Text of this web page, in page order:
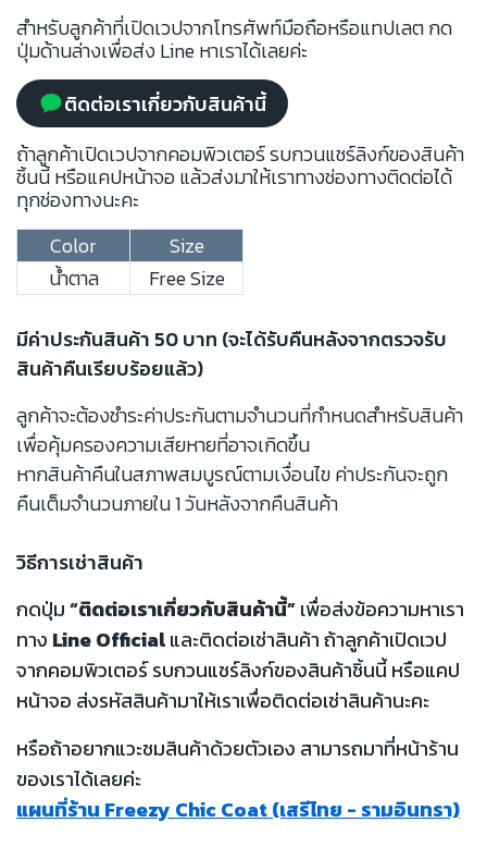
สำหรับลูกค้าที่เปิดเวปจากโทรศัพท์มือถือหรือแทปเลต กด
ปุ่มด้านล่างเพื่อส่ง Line หาเราได้เลยค่ะ
ติดต่อเราเกี่ยวกับสินค้านี้
ถ้าลูกค้าเปิดเวปจากคอมพิวเตอร์ รบกวนแชร์ลิงก์ของสินค้า
ชิ้นนี้ หรือแคปหน้าจอ แล้วส่งมาให้เราทางช่องทางติดต่อได้
ทุกช่องทางนะคะ
Color
Size
น้ำตาล
Free Size
มีค่าประกันสินค้า 50 บาท (จะได้รับคืนหลังจากตรวจรับ
สินค้าคืนเรียบร้อยแล้ว)
ลูกค้าจะต้องชำระค่าประกันตามจำนวนที่กำหนดสำหรับสินค้า
เพื่อคุ้มครองความเสียหายที่อาจเกิดขึ้น
หากสินค้าคืนในสภาพสมบูรณ์ตามเงื่อนไข ค่าประกันจะถูก
คืนเต็มจำนวนภายใน 1 วันหลังจากคืนสินค้า
วิธีการเช่าสินค้า
กดปุ่ม“ติดต่อเราเกี่ยวกับสินค้านี้”เพื่อส่งข้อความหาเรา
ทาง Line Officialและติดต่อเช่าสินค้า ถ้าลูกค้าเปิดเวป
จากคอมพิวเตอร์ รบกวนแชร์ลิงก์ของสินค้าชิ้นนี้ หรือแคป
หน้าจอ ส่งรหัสสินค้ามาให้เราเพื่อติดต่อเช่าสินค้านะคะ
หรือถ้าอยากแวะชมสินค้าด้วยตัวเอง สามารถมาที่หน้าร้าน
ของเราได้เลยค่ะ
แผนที่ร้าน Freezy Chic Coat (เสรีไทย - รามอินทรา)